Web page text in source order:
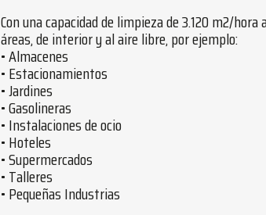
Con una capacidad de limpieza de 3.120 m2/
áreas, de interior y al aire libre, por ejemplo:
• Almacenes
• Estacionamientos
• Jardines
• Gasolineras
• Instalaciones de ocio
• Hoteles
• Supermercados
• Talleres
• Pequeñas Industrias